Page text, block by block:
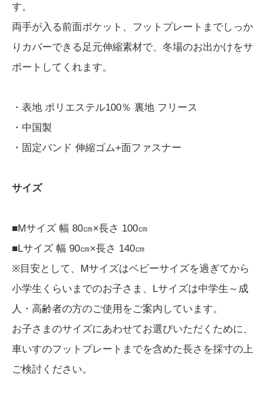
す。
両手が入る前面ポケット、フットプレートまでしっか
りカバーできる足元伸縮素材で、冬場のお出かけをサ
ポートしてくれます。
・表地 ポリエステル100％ 裏地 フリース
・中国製
・固定バンド 伸縮ゴム+面ファスナー
サイズ
■Mサイズ 幅 80㎝×長さ 100㎝
■Lサイズ 幅 90㎝×長さ 140㎝
※目安として、Mサイズはベビーサイズを過ぎてから
小学生くらいまでのお子さま、Lサイズは中学生～成
人・高齢者の方のご使用をご案内しています。
お子さまのサイズにあわせてお選びいただくために、
車いすのフットプレートまでを含めた長さを採寸の上
ご検討ください。